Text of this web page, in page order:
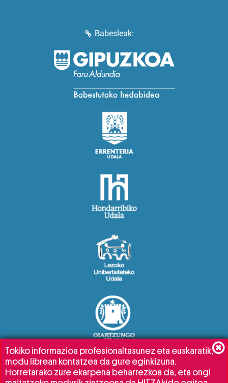
Babesleak:
Tokiko informazioa profesionaltasunez eta euskaratik,
modu librean kontatzea da gure eginkizuna.
Horretarako zure ekarpena beharrezkoa da, eta ongi